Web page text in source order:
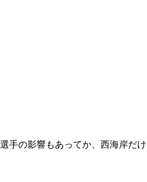
手の影響もあってか、西海岸だ